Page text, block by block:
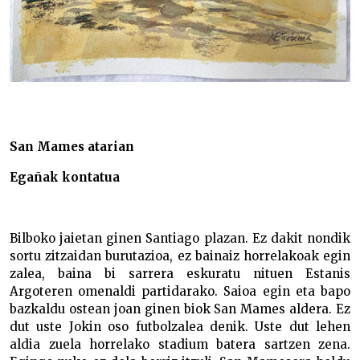
San Mames atarian
Egañak kontatua
Bilboko jaietan ginen Santiago plazan. Ez dakit nondik
sortu zitzaidan burutazioa, ez bainaiz horrelakoak egin
zalea, baina bi sarrera eskuratu nituen Estanis
Argoteren omenaldi partidarako. Saioa egin eta bapo
bazkaldu ostean joan ginen biok San Mames aldera. Ez
dut uste Jokin oso futbolzalea denik. Uste dut lehen
aldia zuela horrelako stadium batera sartzen zena.